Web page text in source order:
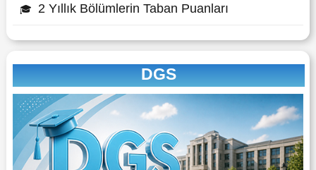
🎓 2 Yıllık Bölümlerin Taban Puanları
DGS